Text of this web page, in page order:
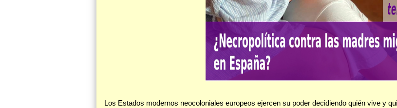
Los Estados modernos neocoloniales europeos ejercen su poder decidiendo quién vive y